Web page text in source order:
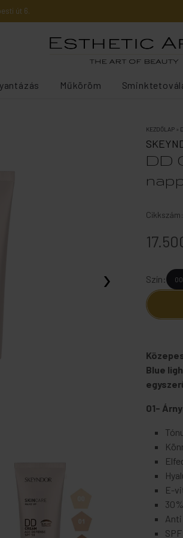
út 6.
Műköröm
›
KEZDŐLAP »
DD
Cikkszám:
Szín:
Blue
01-
E-